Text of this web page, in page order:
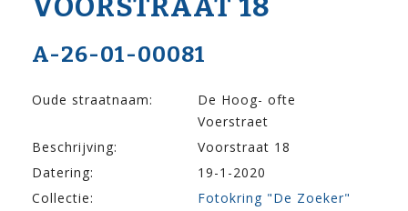
A-26-01-00081
Oude straatnaam:
De Hoog- ofte
Voerstraet
Beschrijving:
Voorstraat 18
Datering:
19-1-2020
Collectie:
Fotokring "De Zoeker"